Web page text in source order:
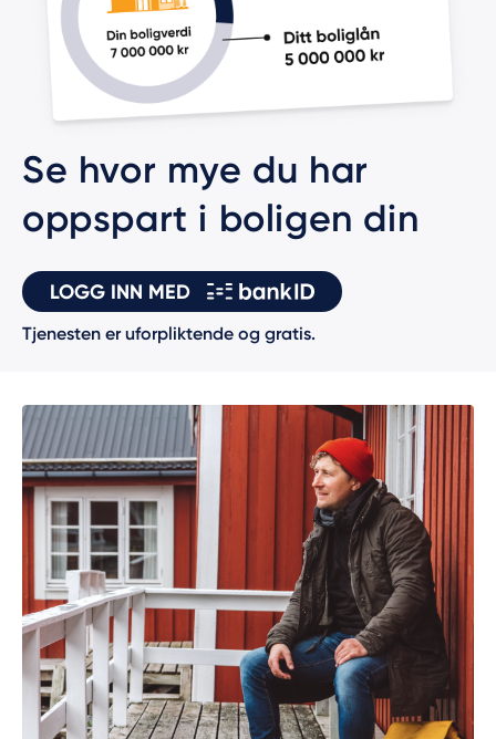
Se hvor mye du har
oppspart i boligen din
LOGG INN MED
Tjenesten er uforpliktende og gratis.